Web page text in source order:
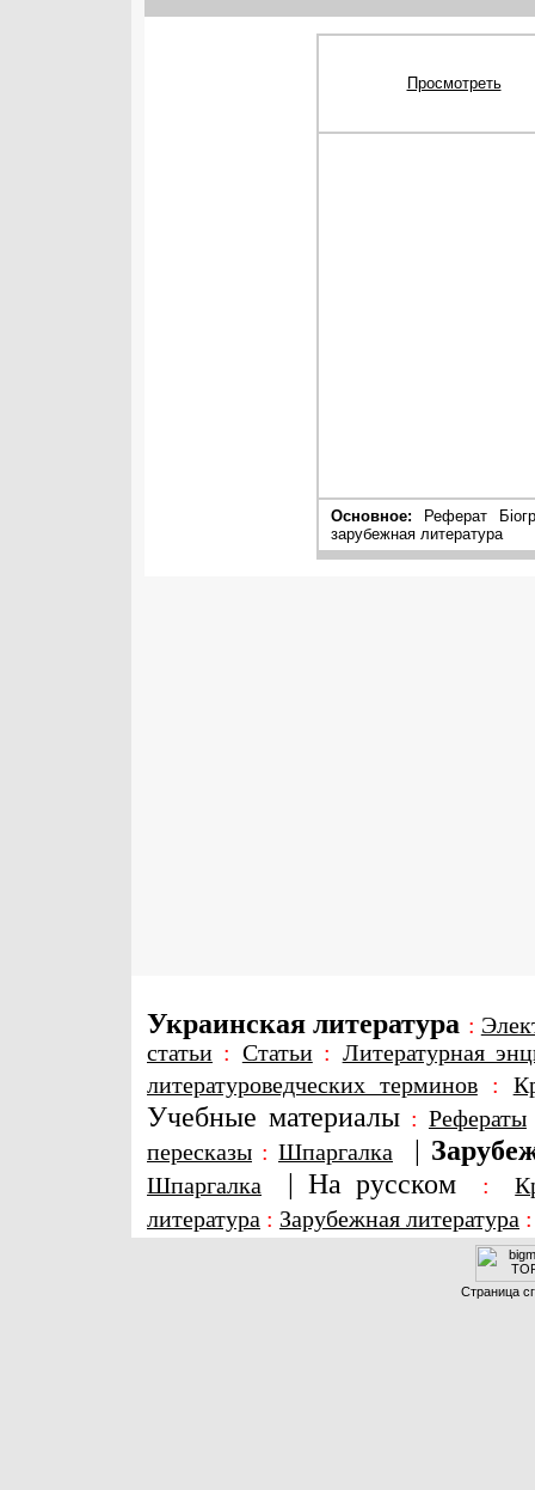
Просмотреть
Основное: Реферат
зарубежная литература
Украинская литература :
статьи : Статьи: Литературная
литературоведческих терминов:
Учебные материалы : Рефераты
пересказы : Шпаргалка |
Шпаргалка | На русском :
литература : Зарубежная литература
Страница